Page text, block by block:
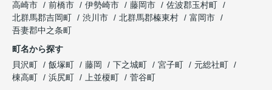
高崎市
前橋市 伊勢崎市 藤岡市
佐波郡玉村町
北群馬郡吉岡町
渋川市 北群馬郡榛東村
富岡市
吾妻郡中之条町
町名から探す
貝沢町
飯塚町 藤岡 下之城町 宮子町
元総社町
棟高町
浜尻町 上並榎町
菅谷町